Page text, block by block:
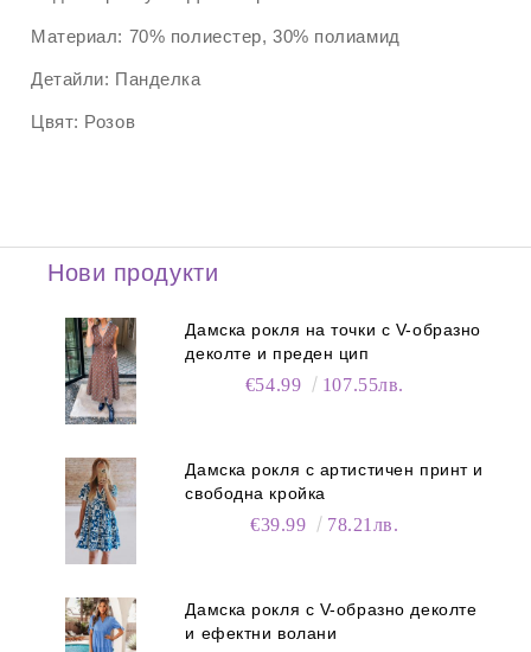
Материал: 70% полиестер, 30% полиамид
Детайли: Панделка
Цвят: Розов
Нови продукти
Дамска рокля на точки с V-образно
деколте и преден цип
€54.99 107.55лв.
Дамска рокля с артистичен принт и
свободна кройка
€39.99 78.21лв.
Дамска рокля с V-образно деколте
и ефектни волани